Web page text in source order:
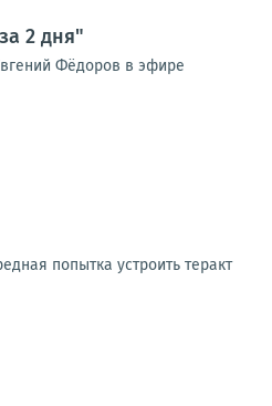
2 дня"
Фёдоров в эфире
попытка устроить теракт